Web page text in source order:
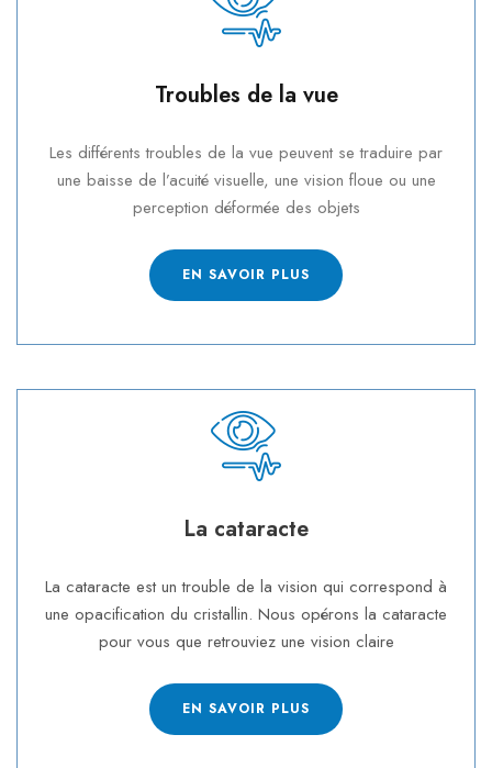
Troubles de la vue
Les différents troubles de la vue peuvent se traduire par
une baisse de l’acuité visuelle, une vision floue ou une
perception déformée des objets
EN SAVOIR PLUS
La cataracte
La cataracte est un trouble de la vision qui correspond à
une opacification du cristallin. Nous opérons la cataracte
pour vous que retrouviez une vision claire
EN SAVOIR PLUS